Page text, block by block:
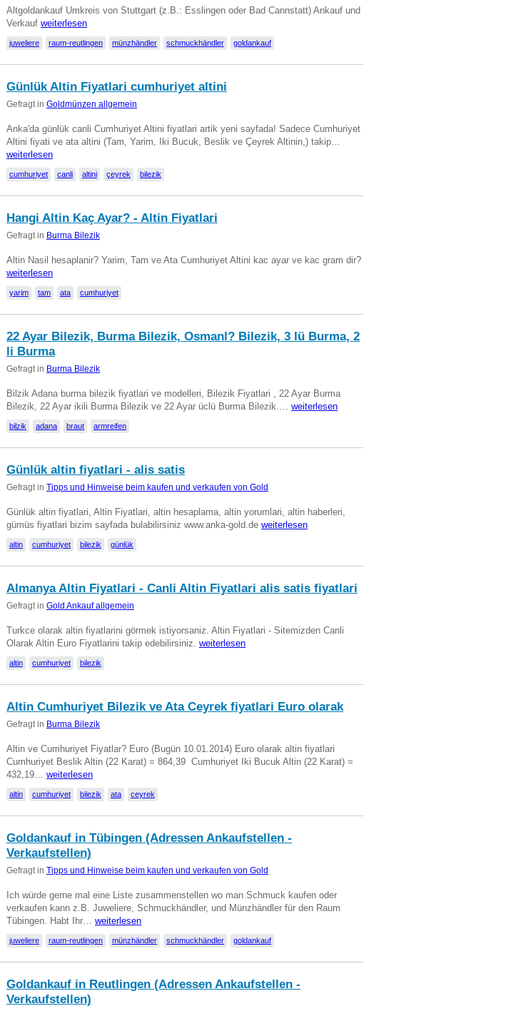
Altgoldankauf Umkreis von Stuttgart (z.B.: Esslingen oder Bad Cannstatt) Ankauf und
Verkauf weiterlesen
juweliere raum-reutlingen münzhändler schmuckhändler goldankauf
Günlük Altin Fiyatlari cumhuriyet altini
Gefragt in Goldmünzen allgemein
Anka'da günlük canli Cumhuriyet Altini fiyatlari artik yeni sayfada! Sadece Cumhuriyet
Altini fiyati ve ata altini (Tam, Yarim, Iki Bucuk, Beslik ve Çeyrek Altinin,) takip…
weiterlesen
cumhuriyet canli altini çeyrek bilezik
Hangi Altin Kaç Ayar? - Altin Fiyatlari
Gefragt in Burma Bilezik
Altin Nasil hesaplanir? Yarim, Tam ve Ata Cumhuriyet Altini kac ayar ve kac gram dir?
weiterlesen
yarim tam ata cumhuriyet
22 Ayar Bilezik, Burma Bilezik, Osmanl? Bilezik, 3 lü Burma, 2
li Burma
Gefragt in Burma Bilezik
Bilzik Adana burma bilezik fiyatlari ve modelleri, Bilezik Fiyatlari , 22 Ayar Burma
Bilezik, 22 Ayar ikili Burma Bilezik ve 22 Ayar üclü Burma Bilezik.… weiterlesen
bilzik adana braut armreifen
Günlük altin fiyatlari - alis satis
Gefragt in Tipps und Hinweise beim kaufen und verkaufen von Gold
Günlük altin fiyatlari, Altin Fiyatlari, altin hesaplama, altin yorumlari, altin haberleri,
gümüs fiyatlari bizim sayfada bulabilirsiniz www.anka-gold.de weiterlesen
altin cumhuriyet bilezik günlük
Almanya Altin Fiyatlari - Canli Altin Fiyatlari alis satis fiyatlari
Gefragt in Gold Ankauf allgemein
Turkce olarak altin fiyatlarini görmek istiyorsaniz. Altin Fiyatlari - Sitemizden Canli
Olarak Altin Euro Fiyatlarini takip edebilirsiniz. weiterlesen
altin cumhuriyet bilezik
Altin Cumhuriyet Bilezik ve Ata Ceyrek fiyatlari Euro olarak
Gefragt in Burma Bilezik
Altin ve Cumhuriyet Fiyatlar? Euro (Bugün 10.01.2014) Euro olarak altin fiyatlari
Cumhuriyet Beslik Altin (22 Karat) = 864,39  Cumhuriyet Iki Bucuk Altin (22 Karat) =
432,19… weiterlesen
altin cumhuriyet bilezik ata ceyrek
Goldankauf in Tübingen (Adressen Ankaufstellen -
Verkaufstellen)
Gefragt in Tipps und Hinweise beim kaufen und verkaufen von Gold
Ich würde gerne mal eine Liste zusammenstellen wo man Schmuck kaufen oder
verkaufen kann z.B. Juweliere, Schmuckhändler, und Münzhändler für den Raum
Tübingen. Habt Ihr… weiterlesen
juweliere raum-reutlingen münzhändler schmuckhändler goldankauf
Goldankauf in Reutlingen (Adressen Ankaufstellen -
Verkaufstellen)